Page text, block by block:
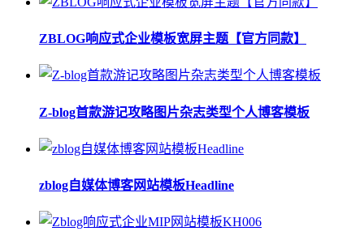
ZBLOG响应式企业模板宽屏主题【官方同款】
Z-blog首款游记攻略图片杂志类型个人博客模板
zblog自媒体博客网站模板Headline